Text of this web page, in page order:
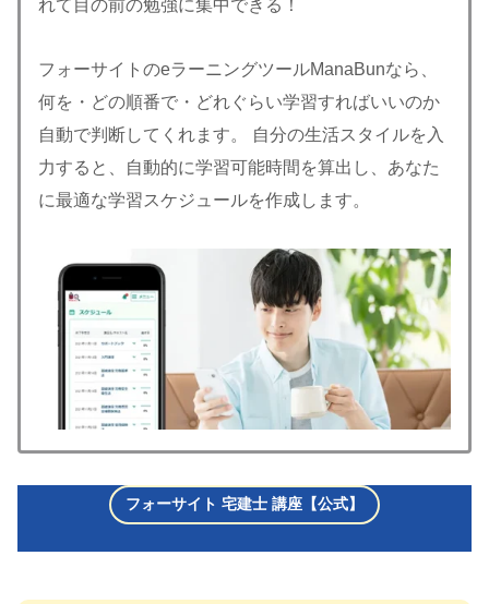
れて目の前の勉強に集中できる！
フォーサイトのeラーニングツールManaBunなら、
何を・どの順番で・どれぐらい学習すればいいのか
自動で判断してくれます。 自分の生活スタイルを入
力すると、自動的に学習可能時間を算出し、あなた
に最適な学習スケジュールを作成します。
フォーサイト 宅建士 講座【公式】